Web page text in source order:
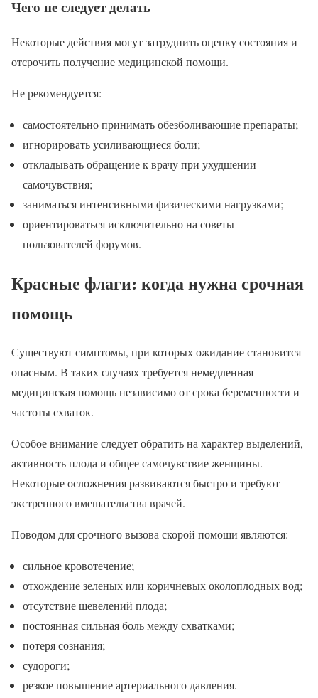
Чего не следует делать
Некоторые действия могут затруднить оценку состояния и
отсрочить получение медицинской помощи.
Не рекомендуется:
самостоятельно принимать обезболивающие препараты;
игнорировать усиливающиеся боли;
откладывать обращение к врачу при ухудшении
самочувствия;
заниматься интенсивными физическими нагрузками;
ориентироваться исключительно на советы
пользователей форумов.
Красные флаги: когда нужна срочная
помощь
Существуют симптомы, при которых ожидание становится
опасным. В таких случаях требуется немедленная
медицинская помощь независимо от срока беременности и
частоты схваток.
Особое внимание следует обратить на характер выделений,
активность плода и общее самочувствие женщины.
Некоторые осложнения развиваются быстро и требуют
экстренного вмешательства врачей.
Поводом для срочного вызова скорой помощи являются:
сильное кровотечение;
отхождение зеленых или коричневых околоплодных вод;
отсутствие шевелений плода;
постоянная сильная боль между схватками;
потеря сознания;
судороги;
резкое повышение артериального давления.